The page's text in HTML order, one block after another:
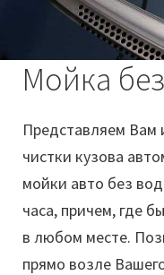
Мойка
Представляем Вам
чистки кузова
мойки авто без
часа, причем, где
в любом месте.
прямо возле